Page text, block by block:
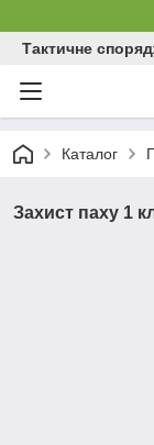
Тактичне
Каталог
Захист паху 1